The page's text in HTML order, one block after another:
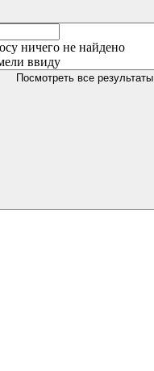
ничего не найдено
ввиду
Посмотреть все результаты